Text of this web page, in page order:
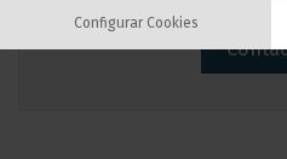
Configurar Cookies